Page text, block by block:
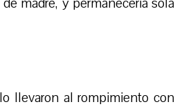
llevaron al rompimiento con